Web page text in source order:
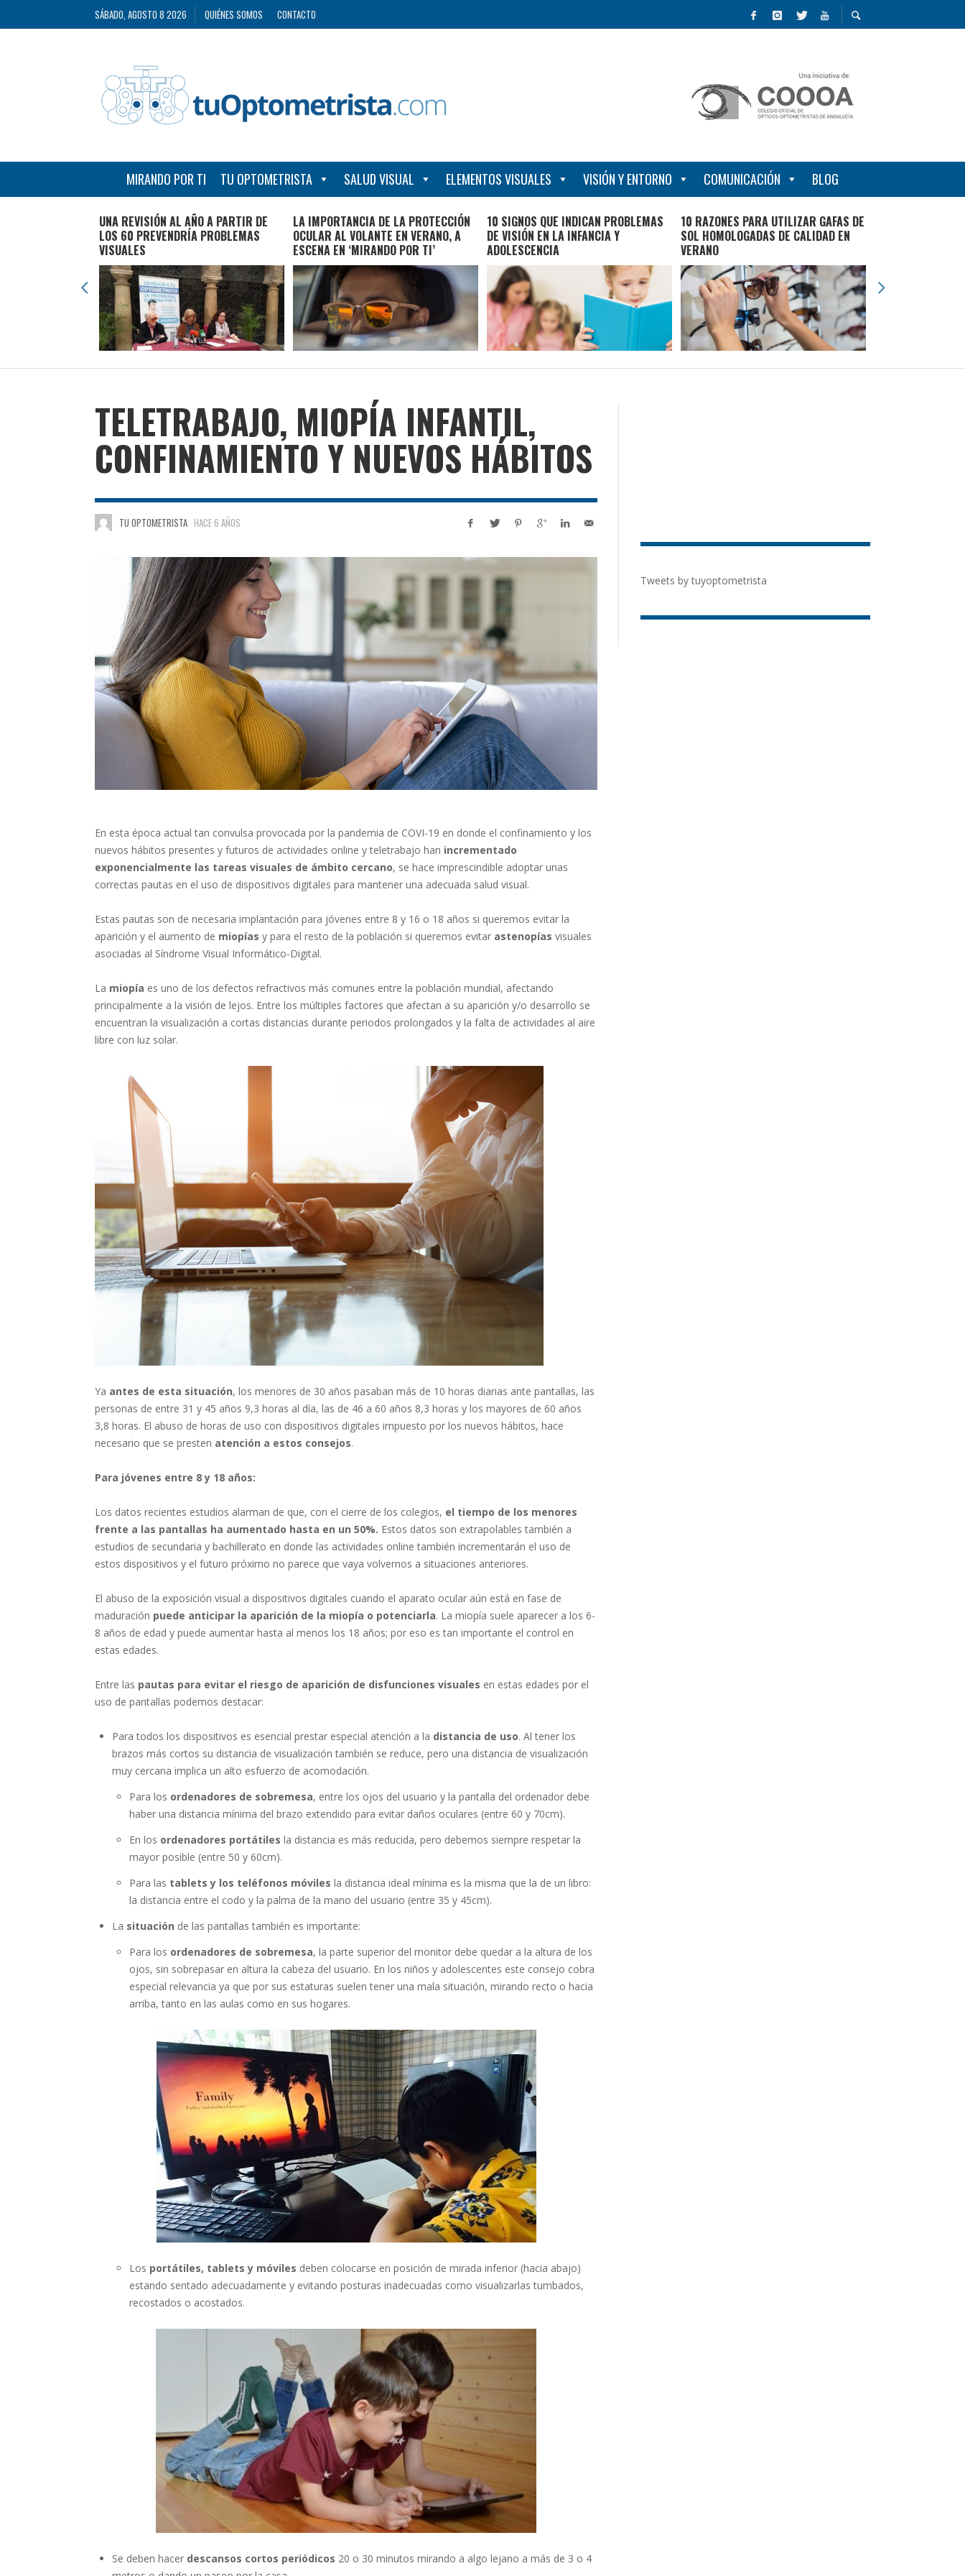
SÁBADO, AGOSTO 8 2026 QUIÉNES SOMOS CONTACTO
MIRANDO POR TI TU OPTOMETRISTA SALUD VISUAL ELEMENTOS VISUALES VISIÓN Y ENTORNO COMUNICACIÓN BLOG
UNA REVISIÓN AL AÑO A PARTIR DE
LOS 60 PREVENDRÍA PROBLEMAS
VISUALES
LA IMPORTANCIA DE LA PROTECCIÓN
OCULAR AL VOLANTE EN VERANO, A
ESCENA EN ‘MIRANDO POR TI’
10 SIGNOS QUE INDICAN PROBLEMAS
DE VISIÓN EN LA INFANCIA Y
ADOLESCENCIA
10 RAZONES PARA UTILIZAR GAFAS DE
SOL HOMOLOGADAS DE CALIDAD EN
VERANO
TELETRABAJO, MIOPÍA INFANTIL,
CONFINAMIENTO Y NUEVOS HÁBITOS
TU OPTOMETRISTA HACE 6 AÑOS
En esta época actual tan convulsa provocada por la pandemia de COVI-19 en donde el confinamiento y los
nuevos hábitos presentes y futuros de actividades online y teletrabajo han incrementado
exponencialmente las tareas visuales de ámbito cercano, se hace imprescindible adoptar unas
correctas pautas en el uso de dispositivos digitales para mantener una adecuada salud visual.
Estas pautas son de necesaria implantación para jóvenes entre 8 y 16 o 18 años si queremos evitar la
aparición y el aumento de miopías y para el resto de la población si queremos evitar astenopías visuales
asociadas al Síndrome Visual Informático-Digital.
La miopía es uno de los defectos refractivos más comunes entre la población mundial, afectando
principalmente a la visión de lejos. Entre los múltiples factores que afectan a su aparición y/o desarrollo se
encuentran la visualización a cortas distancias durante periodos prolongados y la falta de actividades al aire
libre con luz solar.
Ya antes de esta situación, los menores de 30 años pasaban más de 10 horas diarias ante pantallas, las
personas de entre 31 y 45 años 9,3 horas al día, las de 46 a 60 años 8,3 horas y los mayores de 60 años
3,8 horas. El abuso de horas de uso con dispositivos digitales impuesto por los nuevos hábitos, hace
necesario que se presten atención a estos consejos.
Para jóvenes entre 8 y 18 años:
Los datos recientes estudios alarman de que, con el cierre de los colegios, el tiempo de los menores
frente a las pantallas ha aumentado hasta en un 50%. Estos datos son extrapolables también a
estudios de secundaria y bachillerato en donde las actividades online también incrementarán el uso de
estos dispositivos y el futuro próximo no parece que vaya volvernos a situaciones anteriores.
El abuso de la exposición visual a dispositivos digitales cuando el aparato ocular aún está en fase de
maduración puede anticipar la aparición de la miopía o potenciarla. La miopía suele aparecer a los 6-
8 años de edad y puede aumentar hasta al menos los 18 años; por eso es tan importante el control en
estas edades.
Entre las pautas para evitar el riesgo de aparición de disfunciones visuales en estas edades por el
uso de pantallas podemos destacar:
Para todos los dispositivos es esencial prestar especial atención a la distancia de uso. Al tener los
brazos más cortos su distancia de visualización también se reduce, pero una distancia de visualización
muy cercana implica un alto esfuerzo de acomodación.
Para los ordenadores de sobremesa, entre los ojos del usuario y la pantalla del ordenador debe
haber una distancia mínima del brazo extendido para evitar daños oculares (entre 60 y 70cm).
En los ordenadores portátiles la distancia es más reducida, pero debemos siempre respetar la
mayor posible (entre 50 y 60cm).
Para las tablets y los teléfonos móviles la distancia ideal mínima es la misma que la de un libro:
la distancia entre el codo y la palma de la mano del usuario (entre 35 y 45cm).
La situación de las pantallas también es importante:
Para los ordenadores de sobremesa, la parte superior del monitor debe quedar a la altura de los
ojos, sin sobrepasar en altura la cabeza del usuario. En los niños y adolescentes este consejo cobra
especial relevancia ya que por sus estaturas suelen tener una mala situación, mirando recto o hacia
arriba, tanto en las aulas como en sus hogares.
Los portátiles, tablets y móviles deben colocarse en posición de mirada inferior (hacia abajo)
estando sentado adecuadamente y evitando posturas inadecuadas como visualizarlas tumbados,
recostados o acostados.
Se deben hacer descansos cortos periódicos 20 o 30 minutos mirando a algo lejano a más de 3 o 4
Tweets by tuyoptometrista